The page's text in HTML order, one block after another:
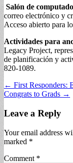
Salón de
correo electrónico y
Acceso abierto para
Actividades para
Legacy Project,
de planificación y
820-1089.
Post
navigation
← First Responders:
Congrats to Grads →
Leave a Reply
Your email address
marked *
Comment *